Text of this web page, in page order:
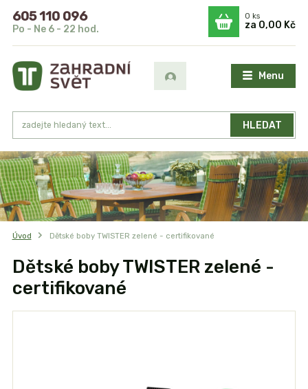
Menu
HLEDAT
605 110 096
Po - Ne 6 - 22 hod.
0ks
za 0,00 Kč
Úvod Dětské boby TWISTER zelené - certifikované
Dětské boby TWISTER zelené -
certifikované